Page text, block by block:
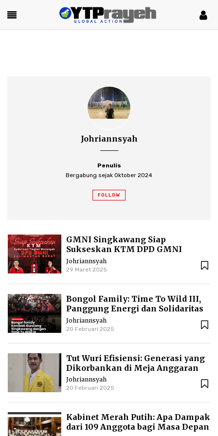
Johriannsyah
Penulis
Bergabung sejak Oktober 2024
FOLLOW
GMNI Singkawang Siap
Sukseskan KTM DPD GMNI
Kalbar
Johriannsyah
29 Maret 2025
Bongol Family: Time To Wild III,
Panggung Energi dan Solidaritas
di Singkawang
Johriannsyah
20 Februari 2025
Tut Wuri Efisiensi: Generasi yang
Dikorbankan di Meja Anggaran
Johriannsyah
20 Februari 2025
Kabinet Merah Putih: Apa Dampak
dari 109 Anggota bagi Masa Depan